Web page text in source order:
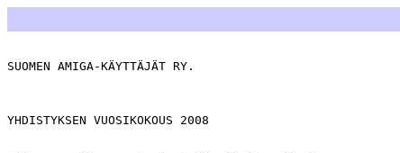
SUOMEN AMIGA-KÄYTTÄJÄT RY.
YHDISTYKSEN VUOSIKOKOUS 2008